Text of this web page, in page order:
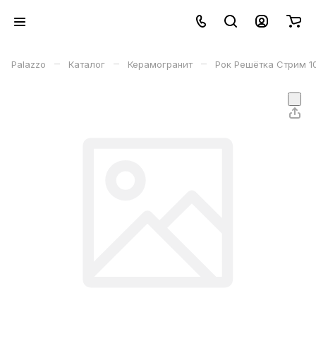
Palazzo – Каталог – Керамогранит – Рок Решётка Стрим